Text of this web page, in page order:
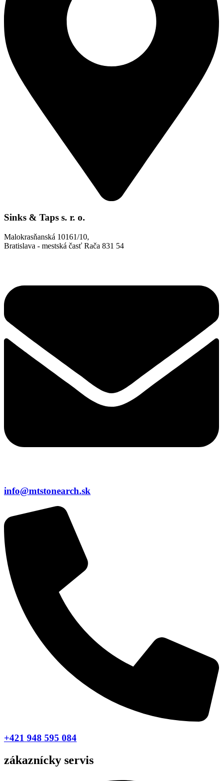
Sinks & Taps s. r. o.
Malokrasňanská 10161/10,
Bratislava - mestská časť Rača 831 54
info@mtstonearch.sk
+421 948 595 084
zákaznícky servis